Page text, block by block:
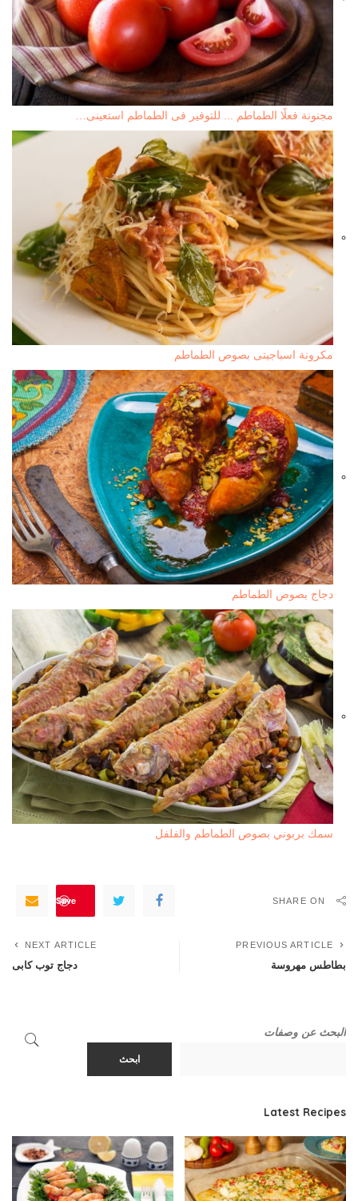
مجنونة فعلًا الطماطم ... للتوفير فى الطماطم استعينى…
مكرونة اسباجيتى بصوص الطماطم
دجاج بصوص الطماطم
سمك بربوني بصوص الطماطم والفلفل
SHARE ON
Save
PREVIOUS ARTICLE
بطاطس مهروسة
NEXT ARTICLE
دجاج توب كابى
البحث عن وصفات
ابحث
Latest Recipes